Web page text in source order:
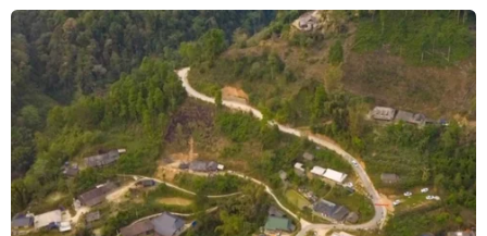
thú vị, gắn kết cội nguồn
23/07/2026 12:53
Gắn kết cộng đồng, phát huy vai trò
của cộng đồng người Việt Nam tại
Nhật Bản
22/07/2026 14:44